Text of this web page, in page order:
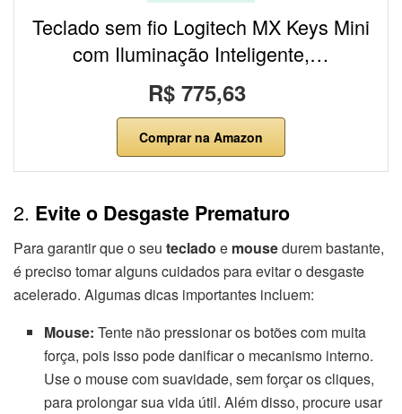
Teclado sem fio Logitech MX Keys Mini
com Iluminação Inteligente,…
R$ 775,63
Comprar na Amazon
2. Evite o Desgaste Prematuro
Para garantir que o seu teclado e mousedurem bastante,
é preciso tomar alguns cuidados para evitar o desgaste
acelerado. Algumas dicas importantes incluem:
Mouse: Tente não pressionar os botões com muita
força, pois isso pode danificar o mecanismo interno.
Use o mouse com suavidade, sem forçar os cliques,
para prolongar sua vida útil. Além disso, procure usar